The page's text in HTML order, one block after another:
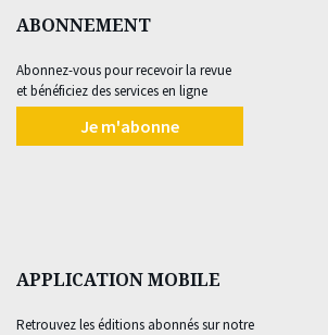
ABONNEMENT
Abonnez-vous pour recevoir la revue
et bénéficiez des services en ligne
Je m'abonne
APPLICATION MOBILE
Retrouvez les éditions abonnés sur notre